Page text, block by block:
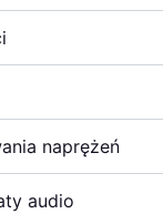
naprężeń
audio